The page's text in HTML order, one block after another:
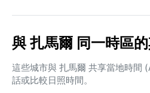
與 扎馬爾 同一時區
這些城市與 扎馬爾 共享當地時
話或比較日照時間。